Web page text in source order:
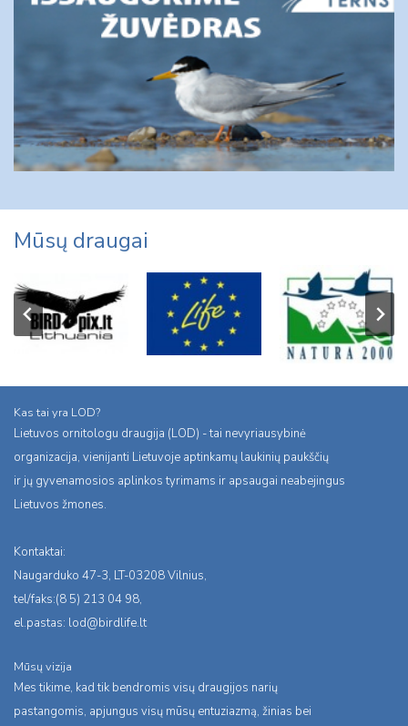
Mūsų draugai
Kas tai yra LOD?
Lietuvos ornitologu draugija (LOD) - tai nevyriausybinė
organizacija, vienijanti Lietuvoje aptinkamų laukinių paukščių
ir jų gyvenamosios aplinkos tyrimams ir apsaugai neabejingus
Lietuvos žmones.
Kontaktai:
Naugarduko 47-3, LT-03208 Vilnius,
tel/faks:(8 5) 213 04 98,
el.pastas: lod@birdlife.lt
Mūsų vizija
Mes tikime, kad tik bendromis visų draugijos narių
pastangomis, apjungus visų mūsų entuziazmą, žinias bei